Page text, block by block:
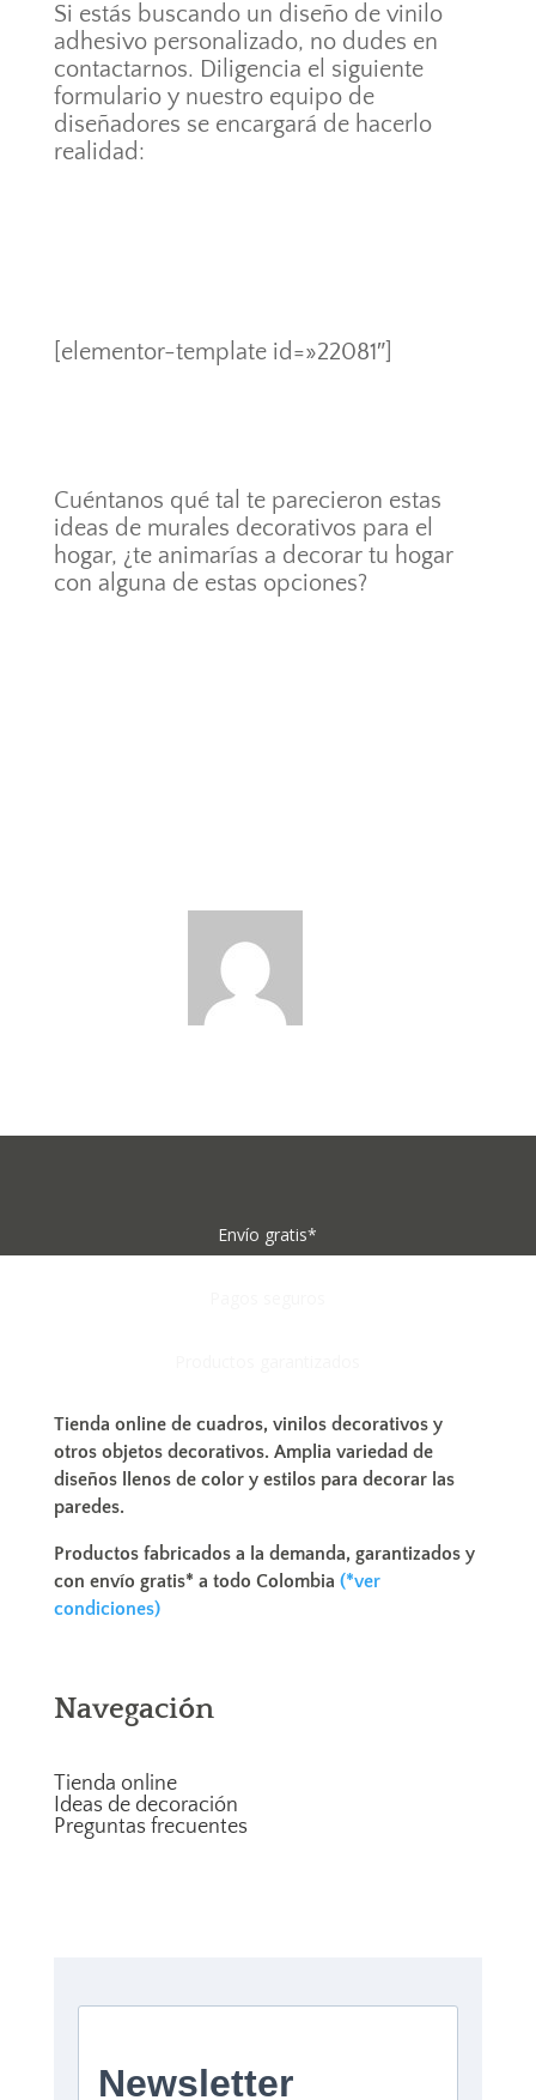
Si estás buscando un diseño de vinilo
adhesivo personalizado, no dudes en
contactarnos. Diligencia el siguiente
formulario y nuestro equipo de
diseñadores se encargará de hacerlo
realidad:
[elementor-template id=»22081″]
Cuéntanos qué tal te parecieron estas
ideas de murales decorativos para el
hogar, ¿te animarías a decorar tu hogar
con alguna de estas opciones?
Envío gratis*
Tienda online de cuadros, vinilos decorativos y
otros objetos decorativos. Amplia variedad de
diseños llenos de color y estilos para decorar las
paredes.
Productos fabricados a la demanda, garantizados y
con envío gratis* a todo Colombia (*ver
condiciones)
Navegación
Tienda online
Ideas de decoración
Preguntas frecuentes